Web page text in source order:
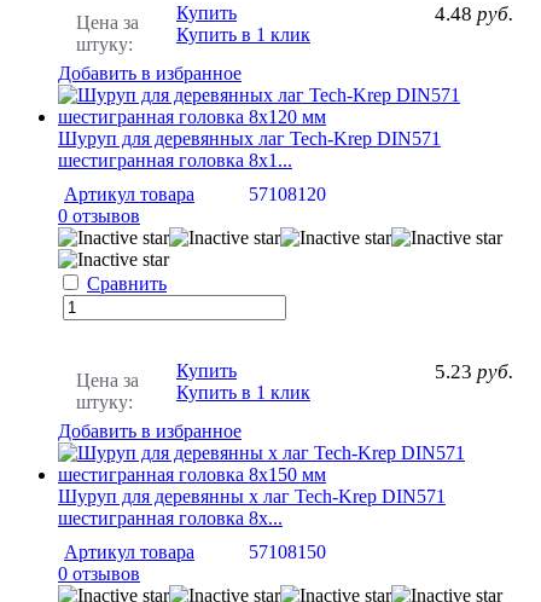
Цена за
штуку:
4.48 руб.
Купить
Купить в 1 клик
Добавить в избранное
Шуруп для деревянных лаг Tech-Krep DIN571
шестигранная головка 8х1...
Артикул товара
57108120
0 отзывов
Сравнить
Цена за
штуку:
5.23 руб.
Купить
Купить в 1 клик
Добавить в избранное
Шуруп для деревянны х лаг Tech-Krep DIN571
шестигранная головка 8х...
Артикул товара
57108150
0 отзывов